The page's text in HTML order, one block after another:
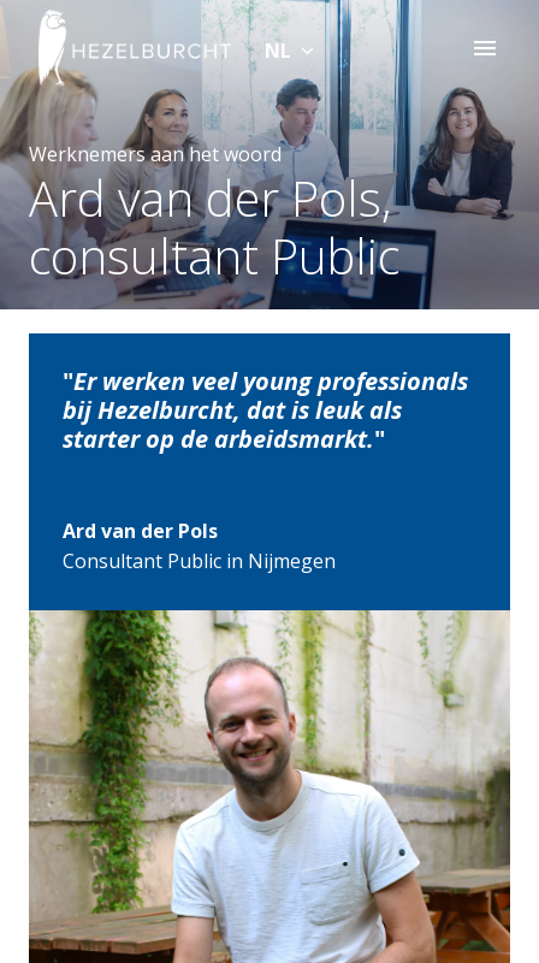
Overslaan
naar
contentHomepagina NL
Werknemers aan het woord
Ard van der Pols,
consultant Public
"Er werken veel young professionals
bij Hezelburcht, dat is leuk als
starter op de arbeidsmarkt.
Consultant Public in Nijmegen